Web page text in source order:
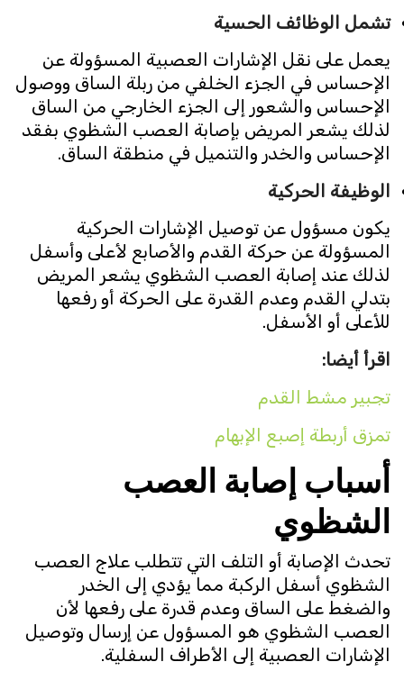
تشمل الوظائف الحسية
يعمل على نقل الإشارات العصبية المسؤولة عن
الإحساس في الجزء الخلفي من ربلة الساق ووصول
الإحساس والشعور إلى الجزء الخارجي من الساق
لذلك يشعر المريض بإصابة العصب الشظوي بفقد
الإحساس والخدر والتنميل في منطقة الساق.
الوظيفة الحركية
يكون مسؤول عن توصيل الإشارات الحركية
المسؤولة عن حركة القدم والأصابع لأعلى وأسفل
لذلك عند إصابة العصب الشظوي يشعر المريض
بتدلي القدم وعدم القدرة على الحركة أو رفعها
للأعلى أو الأسفل.
اقرأ أيضا:
تجبير مشط القدم
تمزق أربطة إصبع الإبهام
أسباب إصابة العصب
الشظوي
تحدث الإصابة أو التلف التي تتطلب علاج العصب
الشظوي أسفل الركبة مما يؤدي إلى الخدر
والضغط على الساق وعدم قدرة على رفعها لأن
العصب الشظوي هو المسؤول عن إرسال وتوصيل
الإشارات العصبية إلى الأطراف السفلية.